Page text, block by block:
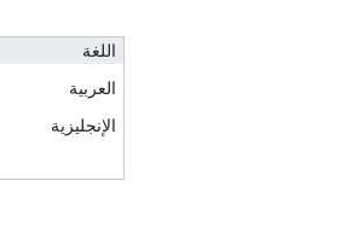
اللغة
العربية
الإنجليزية